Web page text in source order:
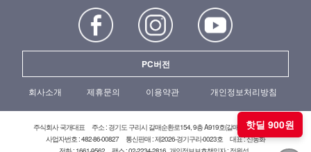
PC버전
회사소개 제휴문의 이용약관 개인정보처리방침
주식회사 국개대표
주소 : 경기도 구리시 갈매순환로154, 9층 A919호(갈매현대테라타워)
사업자번호 : 482-86-00827
통신판매 : 제2026-경기구리-0023호
대표 : 신동화
핫딜 900원